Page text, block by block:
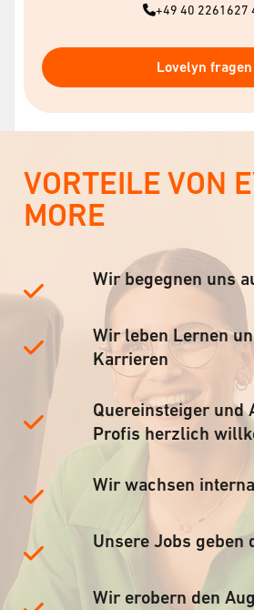
+49 40 2261627
Lovelyn fragen
VORTEILE VON
MORE
Wir begegnen uns
Wir leben Lernen
Karrieren
Quereinsteiger und
Profis herzlich
Wir wachsen
Unsere Jobs geben
Wir erobern den